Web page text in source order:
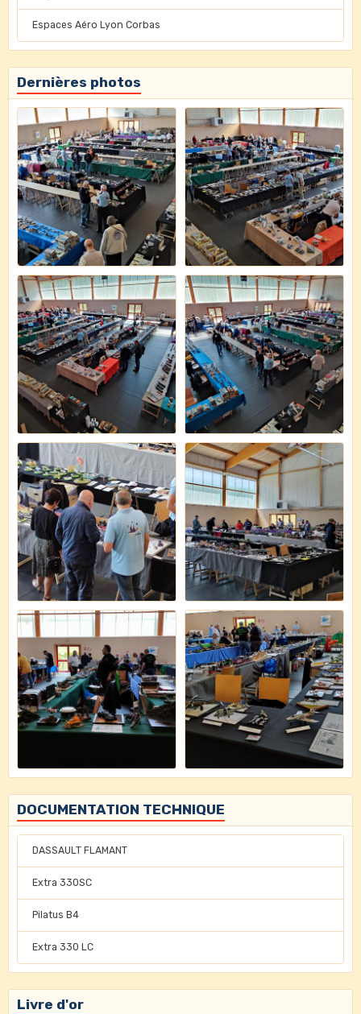
Espaces Aéro Lyon Corbas
Dernières photos
DOCUMENTATION TECHNIQUE
DASSAULT FLAMANT
Extra 330SC
Pilatus B4
Extra 330 LC
Livre d'or